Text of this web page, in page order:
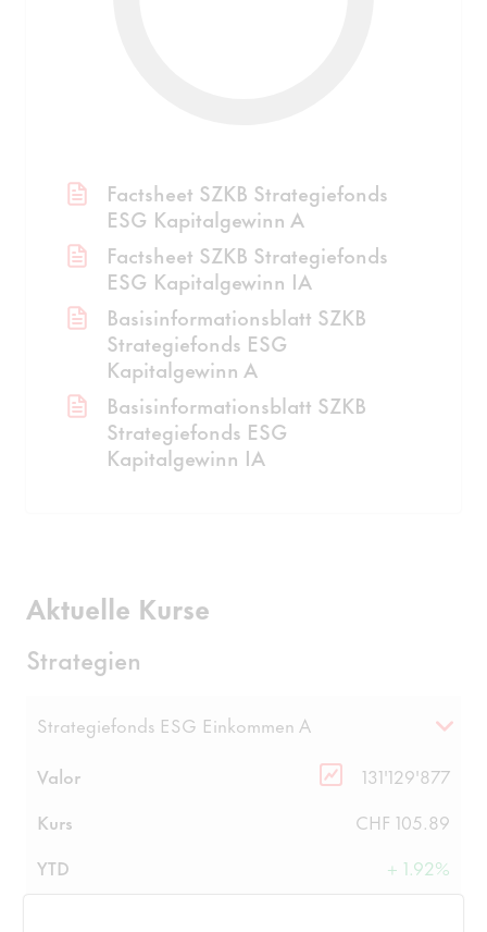
Factsheet SZKB Strategiefonds
ESG Kapitalgewinn A
Factsheet SZKB Strategiefonds
ESG Kapitalgewinn IA
Basisinformationsblatt SZKB
Strategiefonds ESG
Kapitalgewinn A
Basisinformationsblatt SZKB
Strategiefonds ESG
Kapitalgewinn IA
Aktuelle Kurse
Strategien
Strategiefonds ESG Einkommen A
Valor
131'129'877
Kurs
CHF 105.89
YTD
+ 1.92%